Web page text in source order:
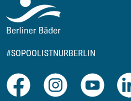
#SOPOOLISTNURBERLIN
Facebook Instagram Youtube